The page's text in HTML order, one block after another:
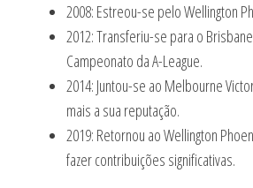
2008: Estreou-se pelo Wellington
2012: Transferiu-se para o
Campeonato da A-League.
2014: Juntou-se ao Melbourne
mais a sua reputação.
2019: Retornou ao Wellington
fazer contribuições significativas.